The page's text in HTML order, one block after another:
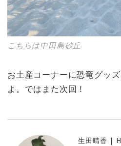
こちらは中田島砂丘
お土産コーナーに恐竜グッ
よ。ではまた次回！
生田晴香 |